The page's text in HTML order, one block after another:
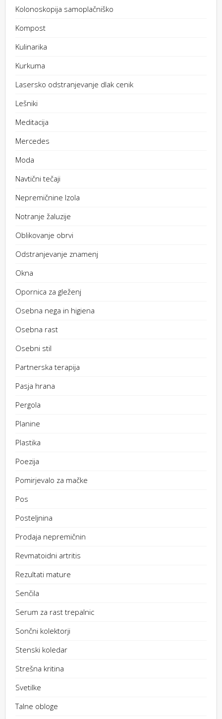
Kolonoskopija samoplačniško
Kompost
Kulinarika
Kurkuma
Lasersko odstranjevanje dlak cenik
Lešniki
Meditacija
Mercedes
Moda
Navtični tečaji
Nepremičnine Izola
Notranje žaluzije
Oblikovanje obrvi
Odstranjevanje znamenj
Okna
Opornica za gleženj
Osebna nega in higiena
Osebna rast
Osebni stil
Partnerska terapija
Pasja hrana
Pergola
Planine
Plastika
Poezija
Pomirjevalo za mačke
Pos
Posteljnina
Prodaja nepremičnin
Revmatoidni artritis
Rezultati mature
Senčila
Serum za rast trepalnic
Sončni kolektorji
Stenski koledar
Strešna kritina
Svetilke
Talne obloge